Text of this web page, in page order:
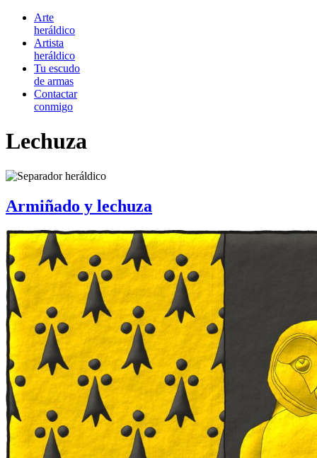
Arte
heráldico
Artista
heráldico
Tu escudo
de armas
Contactar
conmigo
Lechuza
Armiñado y lechuza